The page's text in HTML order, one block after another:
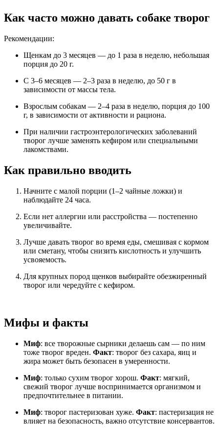
Как часто можно давать собаке творог
Рекомендации:
Щенкам до 3 месяцев — до 1 раза в неделю, небольшая
порция до 20 г.
С 3–6 месяцев — 2–3 раза в неделю, до 50 г в
зависимости от массы тела.
Взрослым собакам — 2–4 раза в неделю, порция до 100
г, в зависимости от активности и рациона.
При наличии гастроэнтерологических заболеваний
творог лучше заменять кефиром или специальными
лакомствами.
Как правильно вводить
Начните с малой порции (1–2 чайные ложки) и
наблюдайте 24 часа.
Если нет аллергии или расстройства — постепенно
увеличивайте.
Лучше давать творог во время еды, смешивая с кормом
или сметану, чтобы снизить кислотность и улучшить
усвояемость.
Для крупных пород щенков выбирайте обезжиренный
творог или чередуйте с кефиром.
Мифы и факты
Миф: все творожные сырники делаешь сам — по ним
тоже творог вреден. Факт: творог без сахара, яиц и
жира может быть безопасен в умеренности.
Миф: только сухим творог хорош. Факт: мягкий,
свежий творог лучше воспринимается организмом и
предпочтительнее в питании.
Миф: творог пастеризован хуже. Факт: пастеризация не
влияет на безопасность, важно отсутствие консервантов.